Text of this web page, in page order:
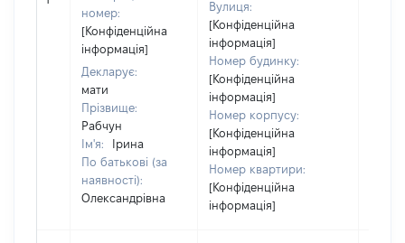
номер:
[Конфіденційна
інформація]
Декларує:
мати
Прізвище:
Рабчун
Ім'я:
Ірина
По батькові (за
наявності):
Олександрівна
Вулиця:
[Конфіденційна
інформація]
Номер будинку:
[Конфіденційна
інформація]
Номер корпусу:
[Конфіденційна
інформація]
Номер квартири:
[Конфіденційна
інформація]